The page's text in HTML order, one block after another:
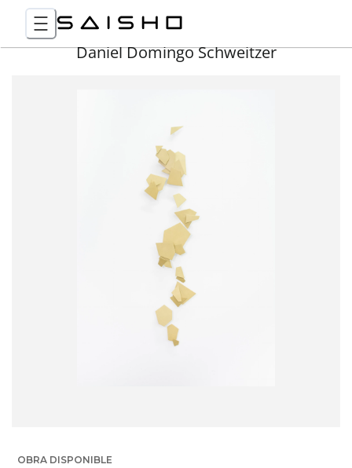
Daniel Domingo Schweitzer
OBRA DISPONIBLE